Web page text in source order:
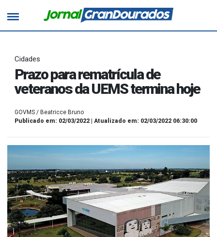
Cidades
Prazo para rematrícula de
veteranos da UEMS termina hoje
GOVMS / Beatricce Bruno
Publicado em: 02/03/2022 | Atualizado em: 02/03/2022 06:30:00